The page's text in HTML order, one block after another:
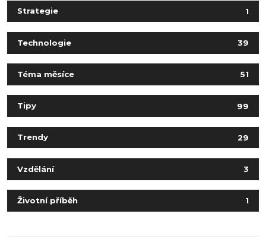
Strategie 1
Technologie 39
Téma měsíce 51
Tipy 99
Trendy 29
Vzdělání 3
Životní příběh 1